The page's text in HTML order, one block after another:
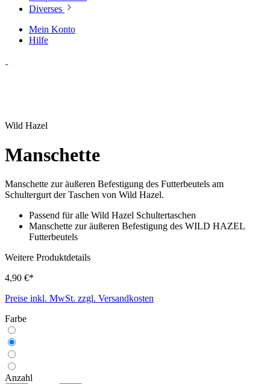
Diverses
Mein Konto
Hilfe
Wild Hazel
Manschette
Manschette zur äußeren Befestigung des Futterbeutels am
Schultergurt der Taschen von Wild Hazel.
Passend für alle Wild Hazel Schultertaschen
Manschette zur äußeren Befestigung des WILD HAZEL
Futterbeutels
Weitere Produktdetails
4,90 €*
Preise inkl. MwSt. zzgl. Versandkosten
Farbe
Anzahl